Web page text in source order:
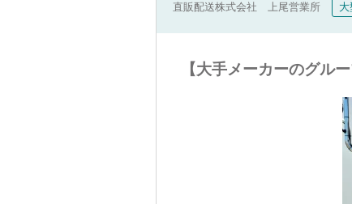
直販配送株式会社 上尾営業所
【大手メーカーのグル